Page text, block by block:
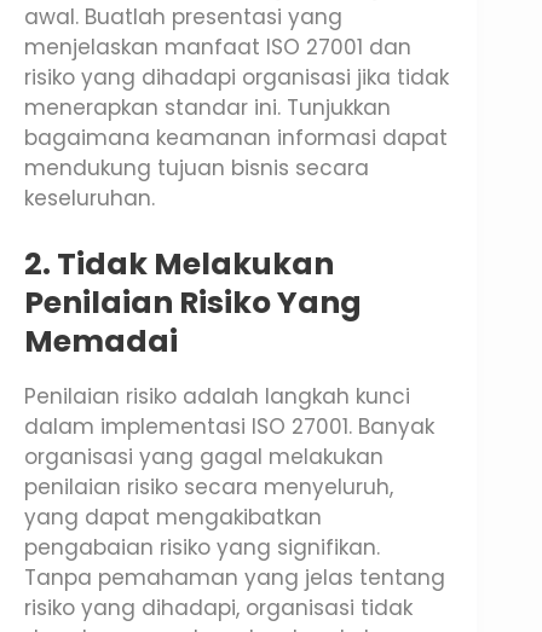
awal. Buatlah presentasi yang
menjelaskan manfaat ISO 27001 dan
risiko yang dihadapi organisasi jika tidak
menerapkan standar ini. Tunjukkan
bagaimana keamanan informasi dapat
mendukung tujuan bisnis secara
keseluruhan.
2. Tidak Melakukan
Penilaian Risiko Yang
Memadai
Penilaian risiko adalah langkah kunci
dalam implementasi ISO 27001. Banyak
organisasi yang gagal melakukan
penilaian risiko secara menyeluruh,
yang dapat mengakibatkan
pengabaian risiko yang signifikan.
Tanpa pemahaman yang jelas tentang
risiko yang dihadapi, organisasi tidak